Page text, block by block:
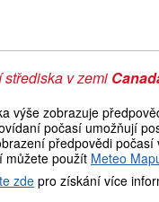
střediska v zemi
výše zobrazuje
počasí umožňují
předpovědi
můžete použít Meteo
zde pro získání více